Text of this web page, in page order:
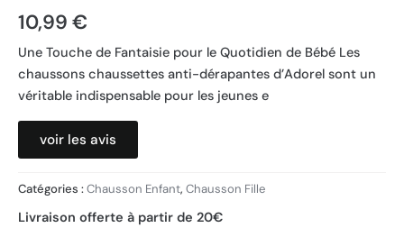
10,99 €
Une Touche de Fantaisie pour le Quotidien de Bébé Les
chaussons chaussettes anti-dérapantes d’Adorel sont un
véritable indispensable pour les jeunes e
voir les avis
Catégories :Chausson Enfant, Chausson Fille
Livraison offerte à partir de 20€